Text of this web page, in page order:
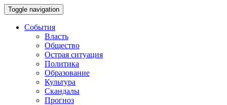
Toggle navigation
События
Власть
Общество
Острая ситуация
Политика
Образование
Культура
Скандалы
Прогноз